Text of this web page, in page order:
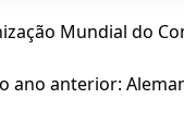
Mundial do
anterior: